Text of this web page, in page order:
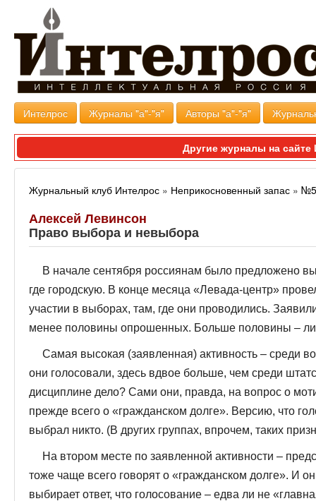
Интелрос Журналы "а"-"я" Авторы "а"-"я"
Другие журналы на
Журнальный клуб Интелрос » Неприкосновенный запас »
Алексей Левинсон
Право выбора и невыбора
В начале сентября россиянам было предложено
где городскую. В конце месяца «Левада-центр»
участии в выборах, там, где они проводились.
менее половины опрошенных. Больше половины –
Самая высокая (заявленная) активность – среди
они голосовали, здесь вдвое больше, чем среди
дисциплине дело? Сами они, правда, на вопрос о
прежде всего о «гражданском долге». Версию, что
выбрал никто. (В других группах, впрочем, таких
На втором месте по заявленной активности –
тоже чаще всего говорят о «гражданском долге». И
выбирает ответ, что голосование – едва ли не